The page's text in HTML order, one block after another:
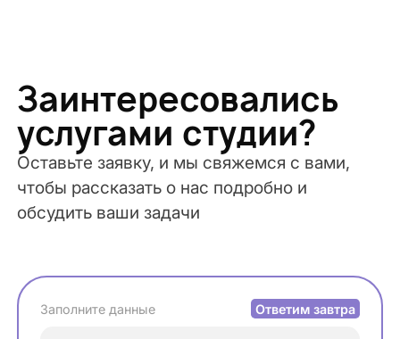
Заинтересовались
услугами студии?
Оставьте заявку, и мы свяжемся с вами,
чтобы рассказать о нас подробно и
обсудить ваши задачи
Заполните данные Ответим завтра